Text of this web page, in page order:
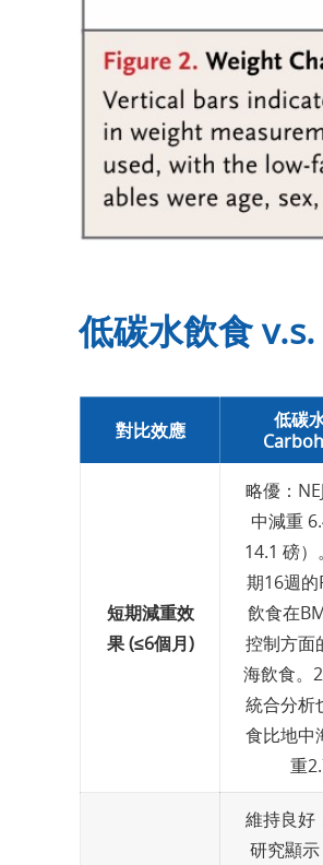
低碳水飲食
對比效應
低碳
短期減重效
果 (≤6個月)
略優：
中減重
14.1 磅
期16週的
飲食在
控制方面
海飲食。
統合分析
食比地中
重
維持良好
研究顯